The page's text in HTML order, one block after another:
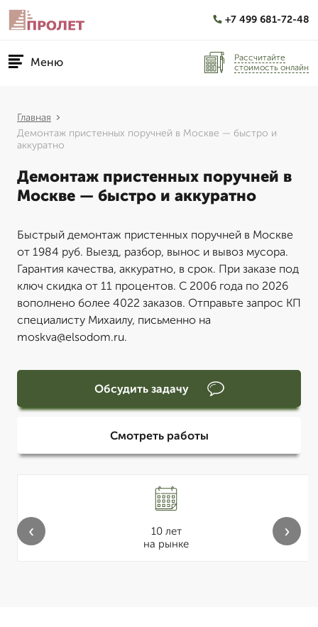
+7 499 681-72-48
Меню
Рассчитайте
стоимость онлайн
Главная
Демонтаж пристенных поручней в Москве — быстро и
аккуратно
Демонтаж пристенных поручней в
Москве — быстро и аккуратно
Быстрый демонтаж пристенных поручней в Москве
от 1984 руб. Выезд, разбор, вынос и вывоз мусора.
Гарантия качества, аккуратно, в срок. При заказе под
ключ скидка от 11 процентов. С 2006 года по 2026
вополнено более 4022 заказов. Отправьте запрос КП
специалисту Михаилу, письменно на
moskva@elsodom.ru.
Обсудить задачу
Смотреть работы
10 лет
на рынке
‹ ›